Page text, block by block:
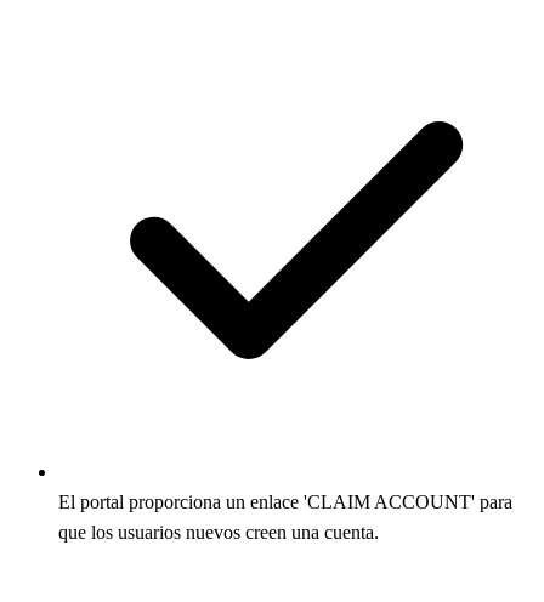
El portal proporciona un enlace 'CLAIM ACCOUNT' para
que los usuarios nuevos creen una cuenta.